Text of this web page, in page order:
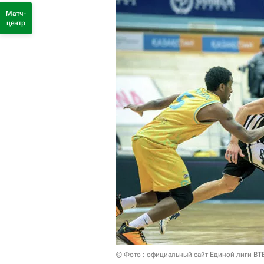
© Фото : официальный сайт Единой лиги
Матч-
центр